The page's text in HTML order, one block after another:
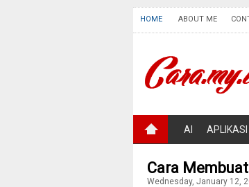
HOME ABOUT ME
AI APLIKASI
Cara
Wednesday, January 12,